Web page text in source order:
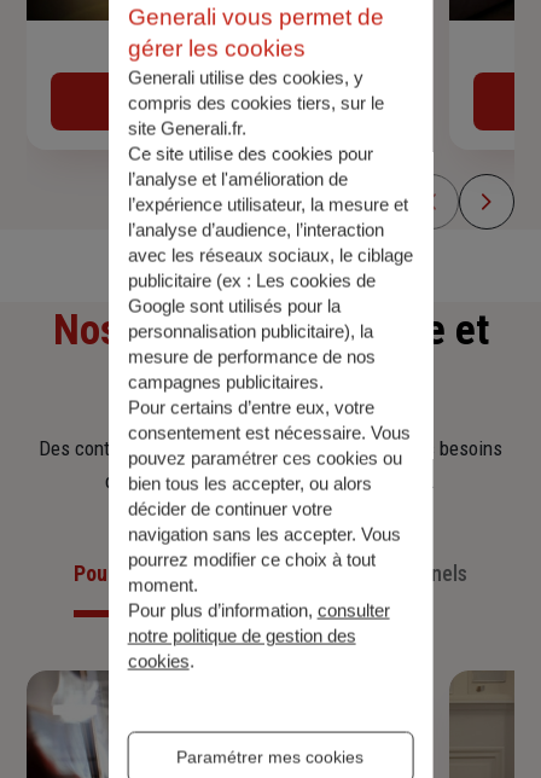
Devis assurance auto
Obtenir une estimation
Nos offresd'assurance et
d'épargne
Des contrats clairs et flexibles pour sécuriser vos besoins
d’aujourd’hui et anticiper ceux de demain.
Pour les particuliers Pour les professionnels
Generali vous permet de
gérer les cookies
Generali utilise des cookies, y
compris des cookies tiers, sur le
site Generali.fr.
Ce site utilise des cookies pour
l’analyse et l'amélioration de
l’expérience utilisateur, la mesure et
l’analyse d’audience, l’interaction
avec les réseaux sociaux, le ciblage
publicitaire (ex : Les cookies de
Google sont utilisés pour la
personnalisation publicitaire), la
mesure de performance de nos
campagnes publicitaires.
Pour certains d’entre eux, votre
consentement est nécessaire. Vous
pouvez paramétrer ces cookies ou
bien tous les accepter, ou alors
décider de continuer votre
navigation sans les accepter. Vous
pourrez modifier ce choix à tout
moment.
Pour plus d’information, consulter
notre politique de gestion des
cookies.
Paramétrer mes cookies